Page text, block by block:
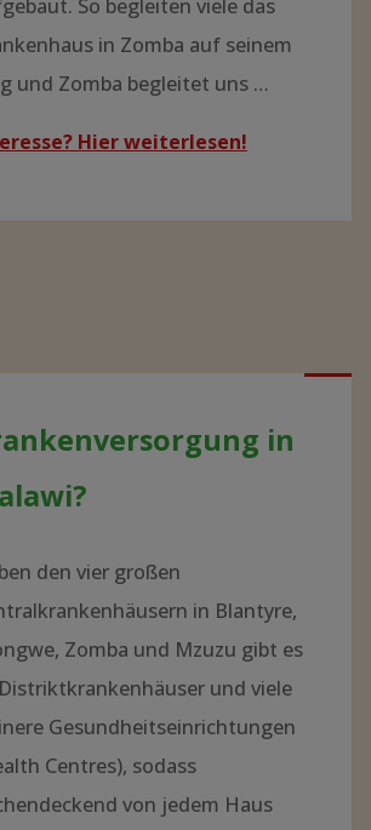
So begleiten viele das
in Zomba auf seinem
und Zomba begleitet uns …
Hier weiterlesen!
in
den vier großen
in Blantyre,
Zomba und Mzuzu gibt es
und viele
Gesundheitseinrichtungen
Centres), sodass
von jedem Haus